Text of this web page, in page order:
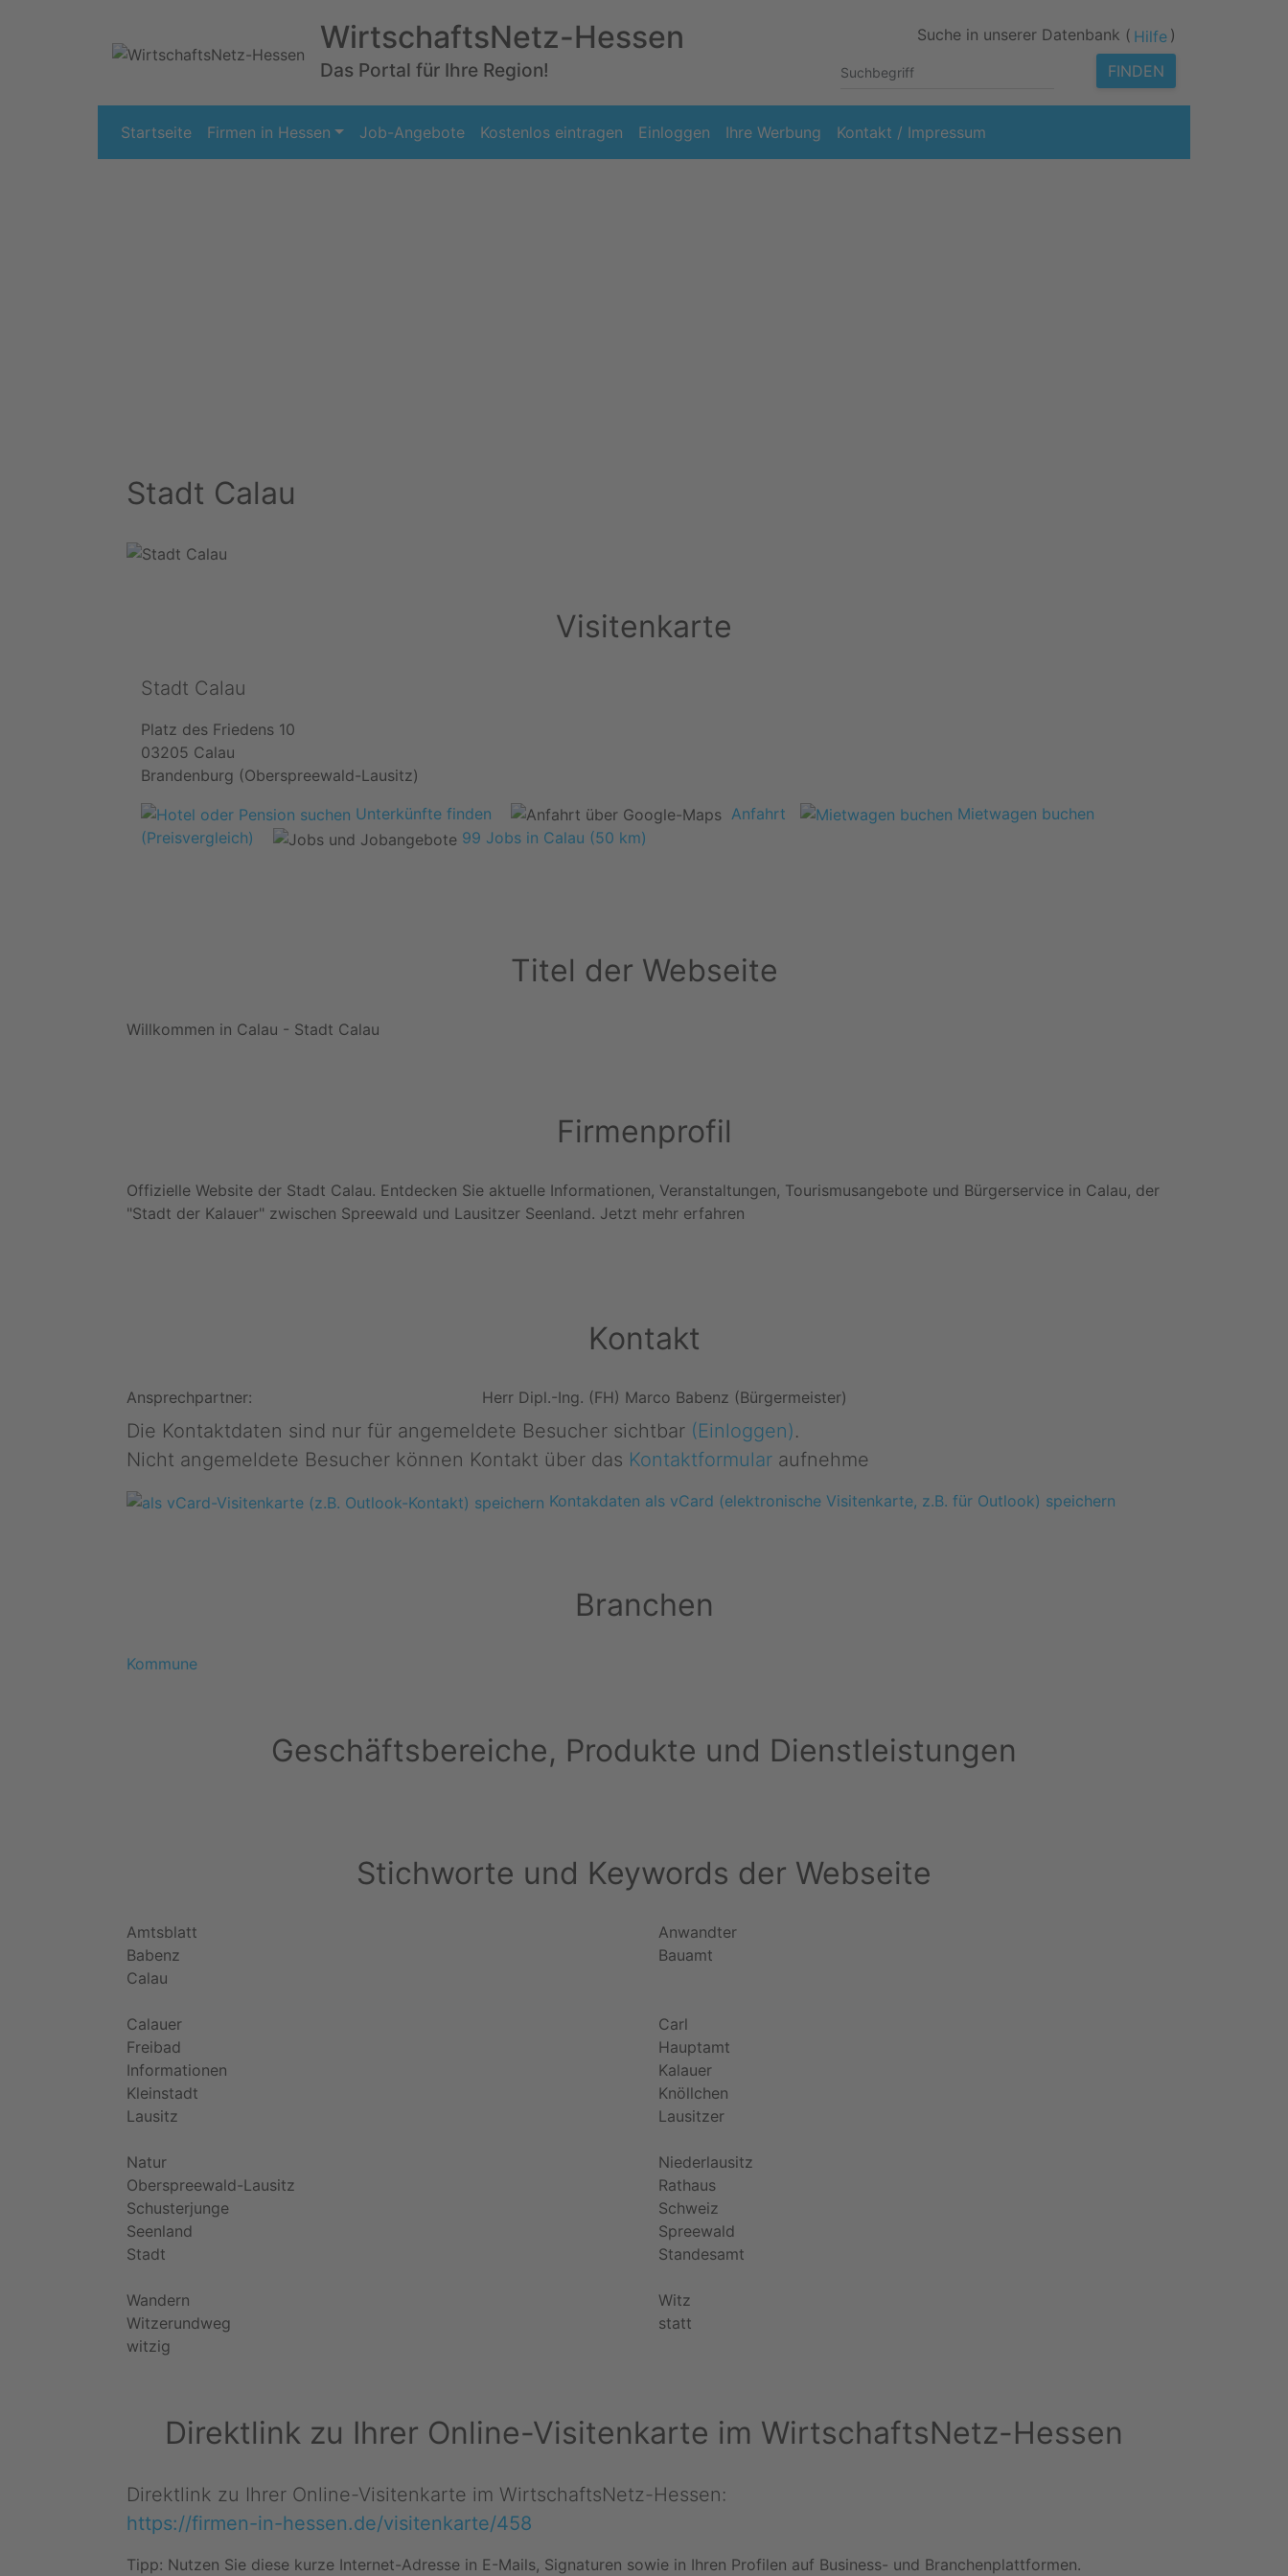
WirtschaftsNetz-Hessen
Das Portal für Ihre Region!
Suche in unserer Datenbank ( Hilfe )
FINDEN
Startseite Firmen in Hessen Job-Angebote Kostenlos eintragen Einloggen Ihre Werbung Kontakt / Impressum
Stadt Calau
Visitenkarte
Stadt Calau
Platz des Friedens 10
03205 Calau
Brandenburg (Oberspreewald-Lausitz)
Unterkünfte finden
Anfahrt
Mietwagen buchen
(Preisvergleich)
99 Jobs in Calau (50 km)
Titel der Webseite
Willkommen in Calau - Stadt Calau
Firmenprofil
Offizielle Website der Stadt Calau. Entdecken Sie aktuelle Informationen, Veranstaltungen, Tourismusangebote und Bürgerservice in Calau, der
"Stadt der Kalauer" zwischen Spreewald und Lausitzer Seenland. Jetzt mehr erfahren
Kontakt
Ansprechpartner: Herr Dipl.-Ing. (FH) Marco Babenz (Bürgermeister)
Die Kontaktdaten sind nur für angemeldete Besucher sichtbar (Einloggen).
Nicht angemeldete Besucher können Kontakt über das Kontaktformular aufnehme
Kontakdaten als vCard (elektronische Visitenkarte, z.B. für Outlook) speichern
Branchen
Kommune
Geschäftsbereiche, Produkte und Dienstleistungen
Stichworte und Keywords der Webseite
Amtsblatt
Anwandter
Babenz
Bauamt
Calau
Calauer
Carl
Freibad
Hauptamt
Informationen
Kalauer
Kleinstadt
Knöllchen
Lausitz
Lausitzer
Natur
Niederlausitz
Oberspreewald-Lausitz
Rathaus
Schusterjunge
Schweiz
Seenland
Spreewald
Stadt
Standesamt
Wandern
Witz
Witzerundweg
statt
witzig
Direktlink zu Ihrer Online-Visitenkarte im WirtschaftsNetz-Hessen
Direktlink zu Ihrer Online-Visitenkarte im WirtschaftsNetz-Hessen:
https://firmen-in-hessen.de/visitenkarte/458
Tipp: Nutzen Sie diese kurze Internet-Adresse in E-Mails, Signaturen sowie in Ihren Profilen auf Business- und Branchenplattformen.